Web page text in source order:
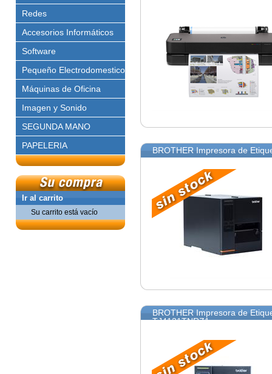
BROTHER Impresora de
BROTHER Impresora de
TJ4121TNRZ1
Redes
Accesorios Informáticos
Software
Pequeño Electrodomestico
Máquinas de Oficina
Imagen y Sonido
SEGUNDA MANO
PAPELERIA
Ir al carrito
Su carrito está vacío